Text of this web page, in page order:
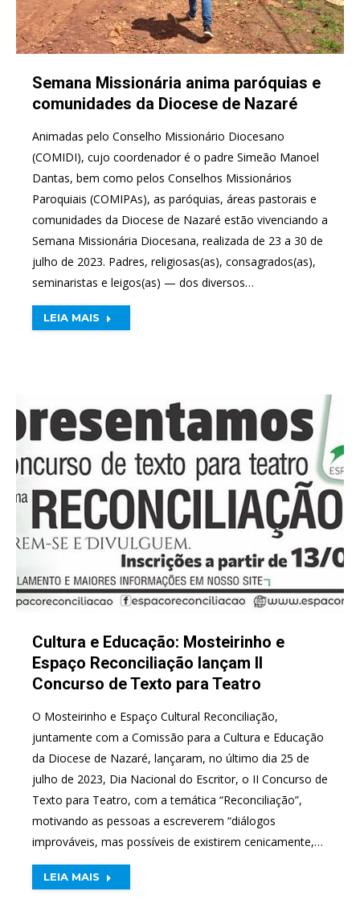
Semana Missionária anima paróquias e
comunidades da Diocese de Nazaré
Animadas pelo Conselho Missionário Diocesano
(COMIDI), cujo coordenador é o padre Simeão Manoel
Dantas, bem como pelos Conselhos Missionários
Paroquiais (COMIPAs), as paróquias, áreas pastorais e
comunidades da Diocese de Nazaré estão vivenciando a
Semana Missionária Diocesana, realizada de 23 a 30 de
julho de 2023. Padres, religiosas(as), consagrados(as),
seminaristas e leigos(as) — dos diversos…
LEIA MAIS
Cultura e Educação: Mosteirinho e
Espaço Reconciliação lançam II
Concurso de Texto para Teatro
O Mosteirinho e Espaço Cultural Reconciliação,
juntamente com a Comissão para a Cultura e Educação
da Diocese de Nazaré, lançaram, no último dia 25 de
julho de 2023, Dia Nacional do Escritor, o II Concurso de
Texto para Teatro, com a temática “Reconciliação”,
motivando as pessoas a escreverem “diálogos
improváveis, mas possíveis de existirem cenicamente,…
LEIA MAIS